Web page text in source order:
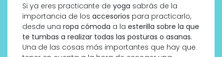
Si ya eres practicante de yoga sabrás de la
importancia de los accesorios para practicarlo,
desde una ropa cómoda a la esterilla sobre la que
te tumbas a realizar todas las posturas o asanas.
Una de las cosas más importantes que hay que